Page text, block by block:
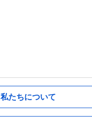
私たちについて